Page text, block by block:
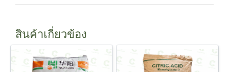
สินค้าเกี่ยวข้อง